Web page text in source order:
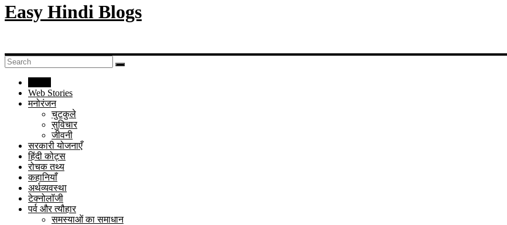
Easy Hindi Blogs
Web Stories
मनोरंजन
चुटकुले
सुविचार
जीवनी
सरकारी योजनाएँ
हिंदी कोट्स
रोचक तथ्य
कहानियाँ
अर्थव्यवस्था
टेक्नोलॉजी
पर्व और त्यौहार
समस्याओं का समाधान